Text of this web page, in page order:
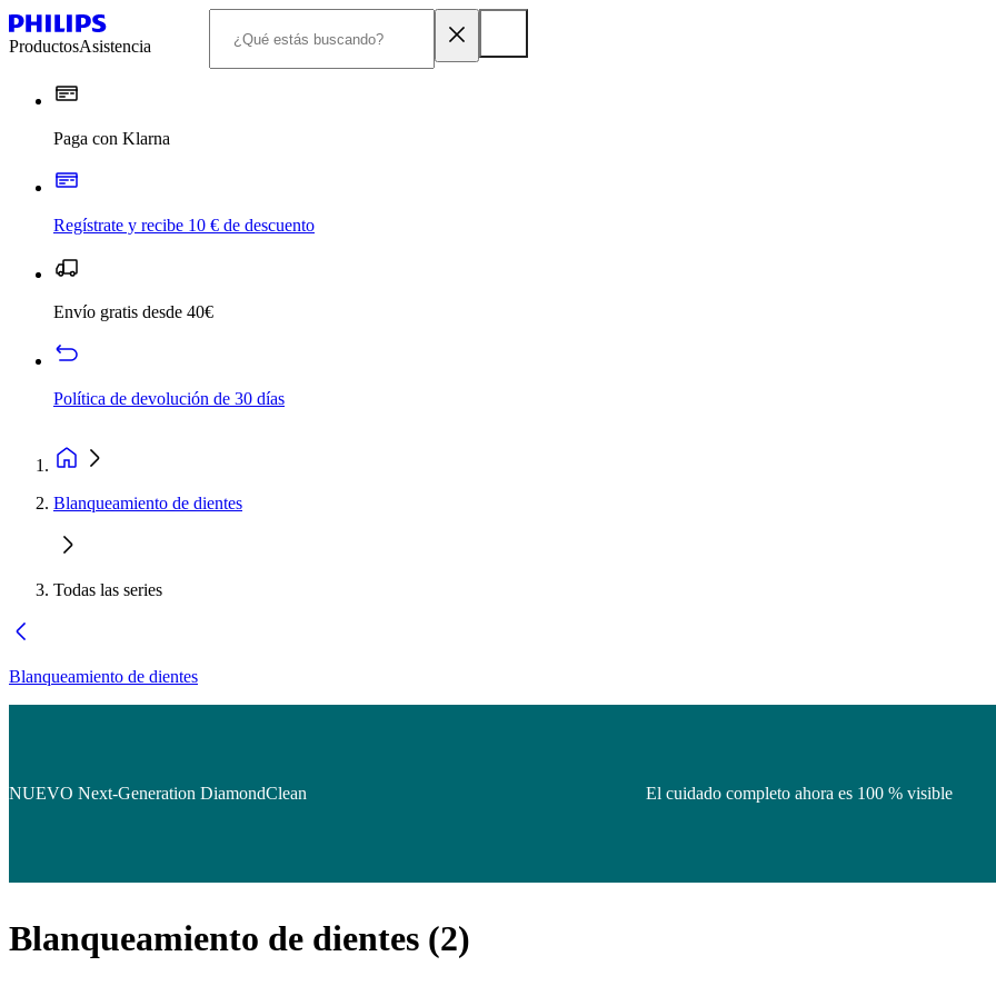
ProductosAsistencia
Paga con Klarna
Regístrate y recibe 10 € de descuento
Envío gratis desde 40€
Política de devolución de 30 días
Blanqueamiento de dientes
Todas las series
Blanqueamiento de dientes
NUEVO Next-Generation DiamondClean El cuidado completo ahora es 100 % visible
Blanqueamiento de dientes (2)